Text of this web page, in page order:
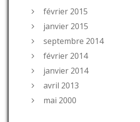
février 2015
janvier 2015
septembre 2014
février 2014
janvier 2014
avril 2013
mai 2000